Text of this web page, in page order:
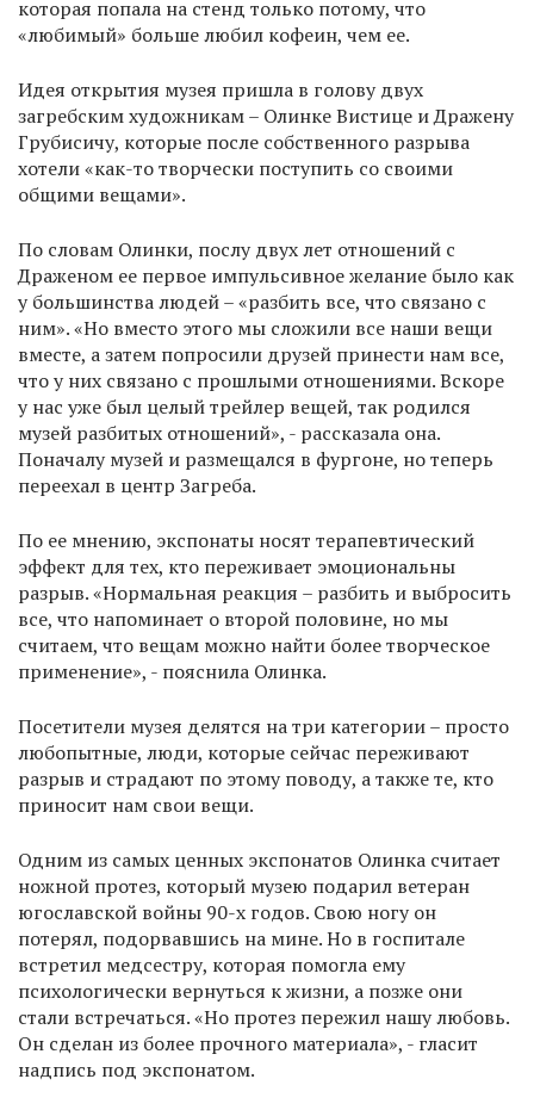
которая попала на стенд только потому, что
«любимый» больше любил кофеин, чем ее.
Идея открытия музея пришла в голову двух
загребским художникам – Олинке Вистице и Дражену
Грубисичу, которые после собственного разрыва
хотели «как-то творчески поступить со своими
общими вещами».
По словам Олинки, послу двух лет отношений с
Драженом ее первое импульсивное желание было как
у большинства людей – «разбить все, что связано с
ним». «Но вместо этого мы сложили все наши вещи
вместе, а затем попросили друзей принести нам все,
что у них связано с прошлыми отношениями. Вскоре
у нас уже был целый трейлер вещей, так родился
музей разбитых отношений», - рассказала она.
Поначалу музей и размещался в фургоне, но теперь
переехал в центр Загреба.
По ее мнению, экспонаты носят терапевтический
эффект для тех, кто переживает эмоциональны
разрыв. «Нормальная реакция – разбить и выбросить
все, что напоминает о второй половине, но мы
считаем, что вещам можно найти более творческое
применение», - пояснила Олинка.
Посетители музея делятся на три категории – просто
любопытные, люди, которые сейчас переживают
разрыв и страдают по этому поводу, а также те, кто
приносит нам свои вещи.
Одним из самых ценных экспонатов Олинка считает
ножной протез, который музею подарил ветеран
югославской войны 90-х годов. Свою ногу он
потерял, подорвавшись на мине. Но в госпитале
встретил медсестру, которая помогла ему
психологически вернуться к жизни, а позже они
стали встречаться. «Но протез пережил нашу любовь.
Он сделан из более прочного материала», - гласит
надпись под экспонатом.